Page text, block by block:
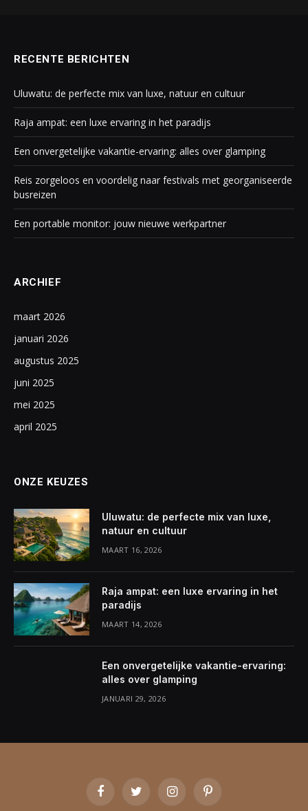
RECENTE BERICHTEN
Uluwatu: de perfecte mix van luxe, natuur en cultuur
Raja ampat: een luxe ervaring in het paradijs
Een onvergetelijke vakantie-ervaring: alles over glamping
Reis zorgeloos en voordelig naar festivals met georganiseerde
busreizen
Een portable monitor: jouw nieuwe werkpartner
ARCHIEF
maart 2026
januari 2026
augustus 2025
juni 2025
mei 2025
april 2025
ONZE KEUZES
Uluwatu: de perfecte mix van luxe,
natuur en cultuur
MAART 16, 2026
Raja ampat: een luxe ervaring in het
paradijs
MAART 14, 2026
Een onvergetelijke vakantie-ervaring:
alles over glamping
JANUARI 29, 2026
FacebookTwitter InstagramPinterest